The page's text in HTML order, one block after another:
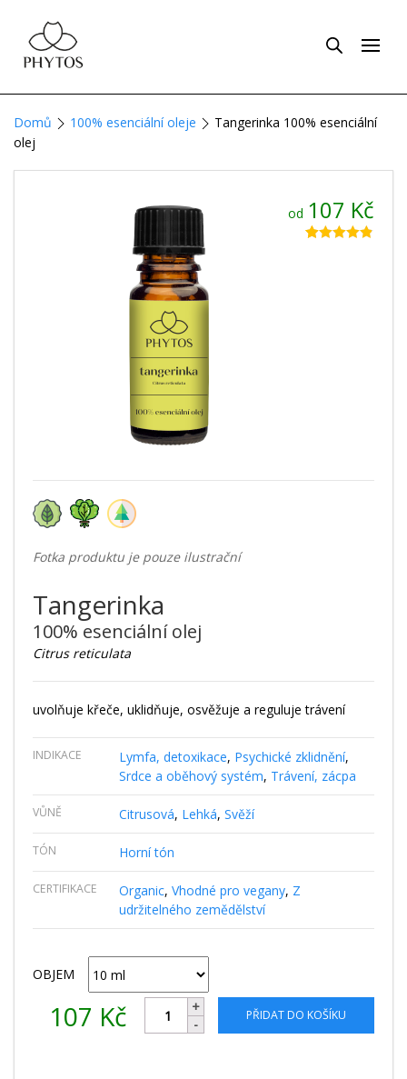
Domů 100% esenciální oleje
Tangerinka 100% esenciální
olej
Fotka produktu je pouze ilustrační
Tangerinka
100% esenciální olej
Citrus reticulata
uvolňuje křeče, uklidňuje, osvěžuje a reguluje trávení
INDIKACE Lymfa, detoxikace, Psychické zklidnění,
Srdce a oběhový systém, Trávení, zácpa
VŮNĚ Citrusová, Lehká, Svěží
TÓN Horní tón
CERTIFIKACE Organic, Vhodné pro vegany, Z
udržitelného zemědělství
od 107 Kč
OBJEM
107 Kč PŘIDAT DO KOŠÍKU